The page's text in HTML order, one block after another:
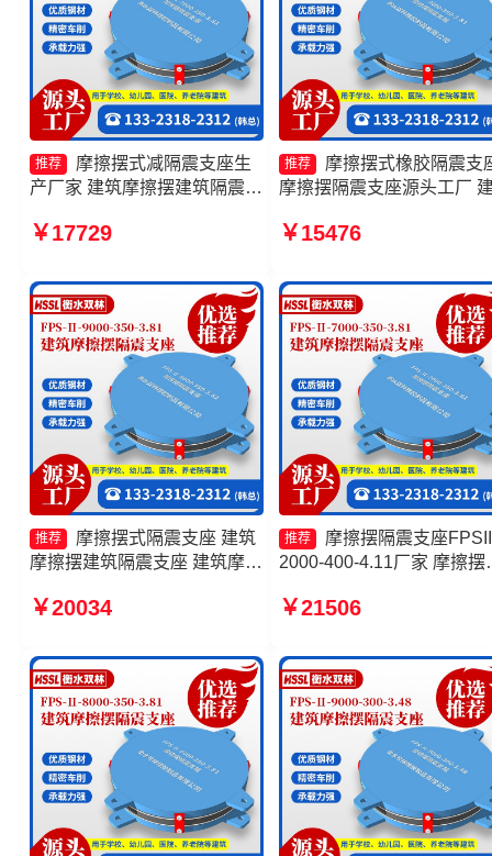
推荐
摩擦摆式减隔震支座生
产厂家 建筑摩擦摆建筑隔震支
FPSII-9000-400-4.11厂家 摩
350-3.81厂家
￥17729
推荐
摩擦摆式橡胶隔震支
摩擦摆隔震支座源头工厂
支座厂家
￥15476
推荐
摩擦摆式隔震支座 建筑
摩擦摆建筑隔震支座 建筑摩擦
摆支座FPS-II-15000源头工厂
￥20034
推荐
摩擦摆隔震支座
2000-400-4.11厂家 摩擦摆
源头工厂 建筑摩擦隔震支
隔震支座生产厂家一套
￥21506